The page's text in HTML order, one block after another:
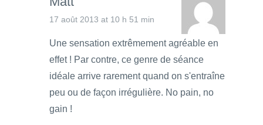
17 août 2013 at 10 h 51 min
Une sensation extrêmement agréable en
effet ! Par contre, ce genre de séance
idéale arrive rarement quand on s'entraîne
peu ou de façon irrégulière. No pain, no
gain !